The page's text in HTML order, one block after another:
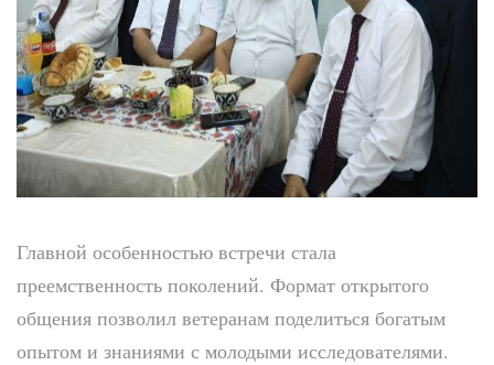
Главной особенностью встречи стала
преемственность поколений. Формат открытого
общения позволил ветеранам поделиться богатым
опытом и знаниями с молодыми исследователями.